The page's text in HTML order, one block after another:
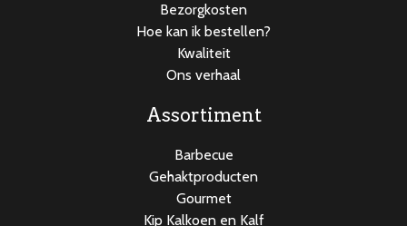
Bezorgkosten
Hoe kan ik bestellen?
Kwaliteit
Ons verhaal
Assortiment
Barbecue
Gehaktproducten
Gourmet
Kip Kalkoen en Kalf